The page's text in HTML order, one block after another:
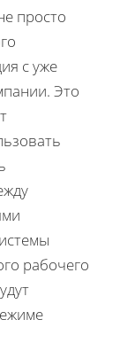
просто
с уже
Это
рабочего